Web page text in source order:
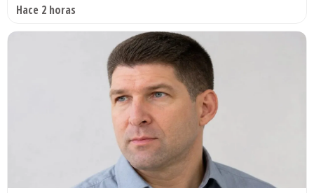
Hace 2 horas